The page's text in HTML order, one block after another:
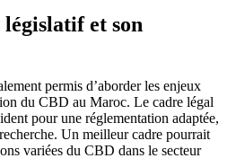
et son
permis d’aborder les enjeux
du CBD au Maroc. Le cadre légal
pour une réglementation adaptée,
Un meilleur cadre pourrait
variées du CBD dans le secteur